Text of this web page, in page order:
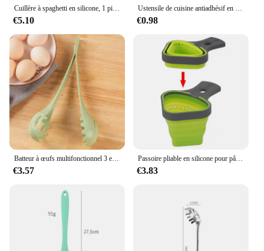
Cuillère à spaghetti en silicone, 1 pièce, serveur de pâtes, fourchette à nouilles, crépine, fendue, passoire à griffes de cuisine
€5.10
Ustensile de cuisine antiadhésif en silicone, manche en bois de chambre, pâtes spaghetti pêche, ustensiles de cuisine domestique, poêle à poudre
€0.98
Batteur à œufs multifonctionnel 3 en 1, fouet à boissons, agitateur de centre commercial, pinces à pâtes, spaghetti, poisson, pince à aliments, outils de cuisine
€3.57
Passoire pliable en silicone pour pâtes, filet à spaghetti, panier de cuisson, outil de cuisine
€3.83